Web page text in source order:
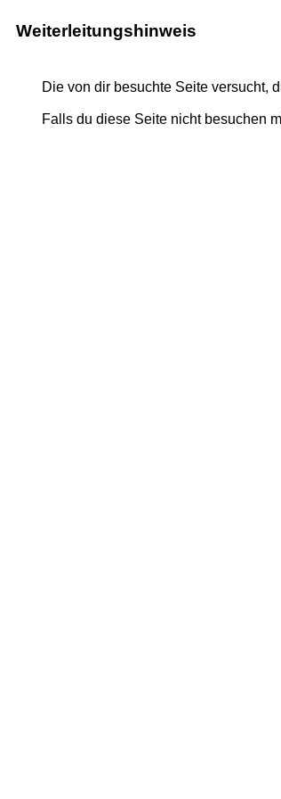
Weiterleitungshinweis
Die von dir besuchte Seite versucht,
Falls du diese Seite nicht besuchen